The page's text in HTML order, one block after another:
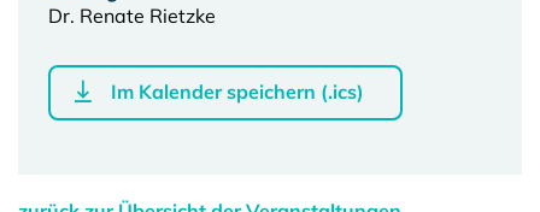
Dr. Renate Rietzke
Im Kalender speichern (.ics)